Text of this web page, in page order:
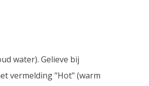
water). Gelieve bij
vermelding "Hot" (warm